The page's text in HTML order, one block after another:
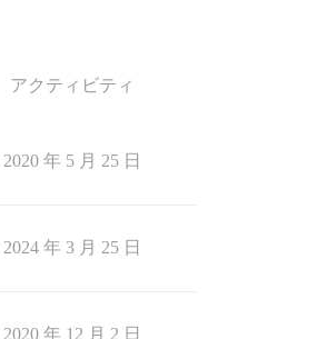
アクティビティ
2020 年 5 月 25 日
2024 年 3 月 25 日
2020 年 12 月 2 日